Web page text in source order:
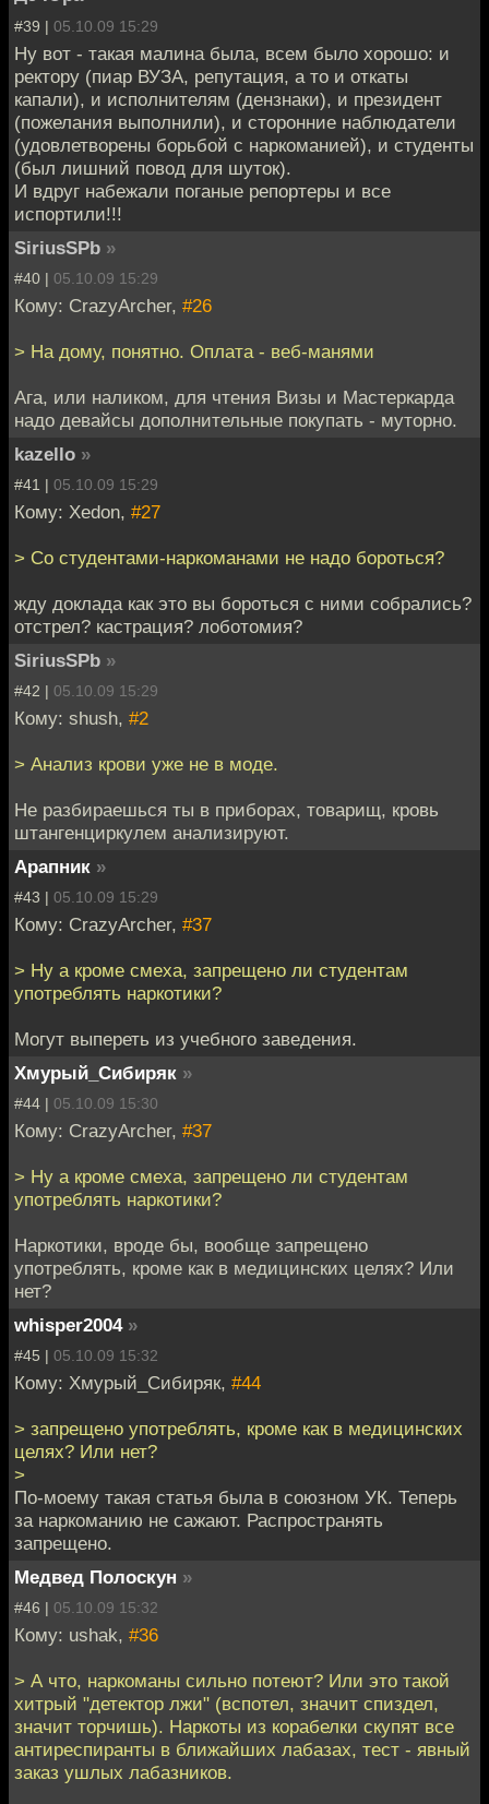
#39 | 05.10.09 15:29
Ну вот - такая малина была, всем было хорошо: и
ректору (пиар ВУЗА, репутация, а то и откаты
капали), и исполнителям (дензнаки), и президент
(пожелания выполнили), и сторонние наблюдатели
(удовлетворены борьбой с наркоманией), и студенты
(был лишний повод для шуток).
И вдруг набежали поганые репортеры и все
испортили!!!
SiriusSPb »
#40 | 05.10.09 15:29
Кому: CrazyArcher, #26
> На дому, понятно. Оплата - веб-манями
Ага, или наликом, для чтения Визы и Мастеркарда
надо девайсы дополнительные покупать - муторно.
kazello »
#41 | 05.10.09 15:29
Кому: Xedon, #27
> Cо студентами-наркоманами не надо бороться?
жду доклада как это вы бороться с ними собрались?
отстрел? кастрация? лоботомия?
SiriusSPb »
#42 | 05.10.09 15:29
Кому: shush, #2
> Анализ крови уже не в моде.
Не разбираешься ты в приборах, товарищ, кровь
штангенциркулем анализируют.
Арапник »
#43 | 05.10.09 15:29
Кому: CrazyArcher, #37
> Ну а кроме смеха, запрещено ли студентам
употреблять наркотики?
Могут выпереть из учебного заведения.
Хмурый_Сибиряк »
#44 | 05.10.09 15:30
Кому: CrazyArcher, #37
> Ну а кроме смеха, запрещено ли студентам
употреблять наркотики?
Наркотики, вроде бы, вообще запрещено
употреблять, кроме как в медицинских целях? Или
нет?
whisper2004 »
#45 | 05.10.09 15:32
Кому: Хмурый_Сибиряк, #44
> запрещено употреблять, кроме как в медицинских
целях? Или нет?
>
По-моему такая статья была в союзном УК. Теперь
за наркоманию не сажают. Распространять
запрещено.
Медвед Полоскун »
#46 | 05.10.09 15:32
Кому: ushak, #36
> А что, наркоманы сильно потеют? Или это такой
хитрый "детектор лжи" (вспотел, значит спиздел,
значит торчишь). Наркоты из корабелки скупят все
антиреспиранты в ближайших лабазах, тест - явный
заказ ушлых лабазников.